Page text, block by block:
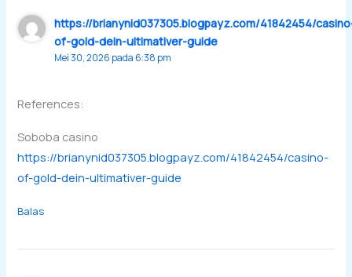
https://brianynid037305.blogpayz.com/41842454/
of-gold-dein-ultimativer-guide
Mei 30, 2026 pada 6:38 pm
References:
Soboba casino
https://brianynid037305.blogpayz.com/41842454/casino-
of-gold-dein-ultimativer-guide
Balas